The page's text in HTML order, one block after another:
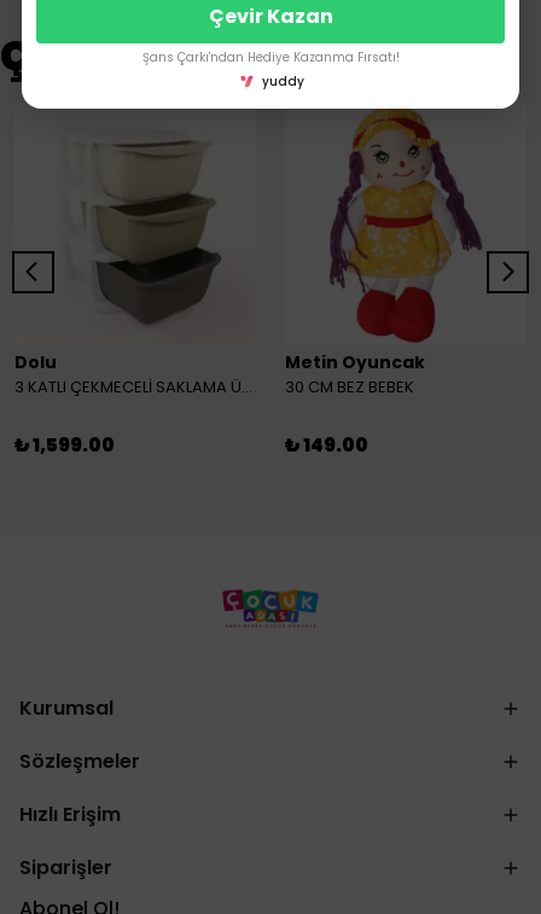
Çok Satanlar
Dolu
3 KATLI ÇEKMECELİ SAKLAMA ÜNİTESİ
₺ 1,599.00
Metin Oyuncak
30 CM BEZ BEBEK
₺ 149.00
Kurumsal
Sözleşmeler
Hızlı Erişim
Siparişler
Çevir Kazan
Şans Çarkı'ndan Hediye Kazanma Fırsatı!
yuddy